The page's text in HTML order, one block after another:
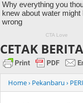
CETAK BERITA
Home› Pekanbaru ›